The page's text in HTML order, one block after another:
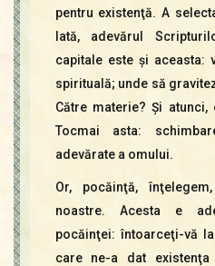
pentru existenţă. A
Iată, adevărul
capitale este şi
spirituală; unde să
Către materie? Şi
Tocmai asta:
adevărate a omului.
Or, pocăinţă,
noastre. Acesta e
pocăinţei: întoarceţi-vă
care ne-a dat